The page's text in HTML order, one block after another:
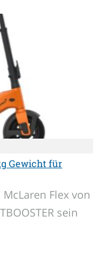
Gewicht für
Flex von
sein